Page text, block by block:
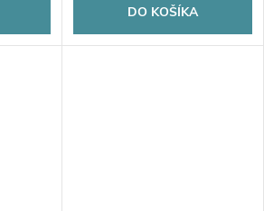
DO KOŠÍKA